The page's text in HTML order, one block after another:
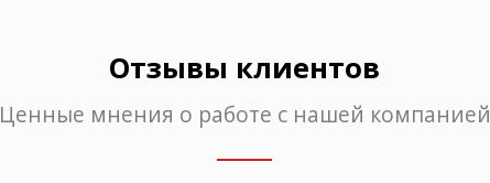
Отзывы клиентов
Ценные мнения о работе с нашей компанией